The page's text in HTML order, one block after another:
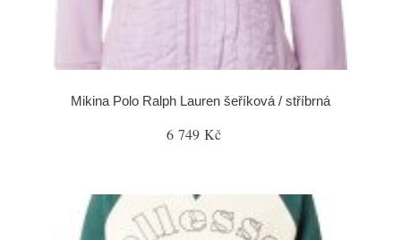
Mikina Polo Ralph Lauren šeříková / stříbrná
6 749 Kč